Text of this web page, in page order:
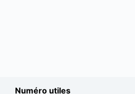
Numéro utiles